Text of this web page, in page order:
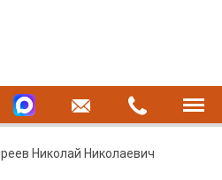
Николай Николаевич